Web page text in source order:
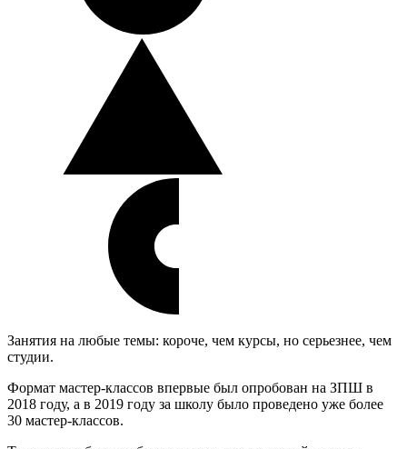
Занятия на любые темы: короче, чем курсы, но серьезнее, чем
студии.
Формат мастер-классов впервые был опробован на ЗПШ в
2018 году, а в 2019 году за школу было проведено уже более
30 мастер-классов.